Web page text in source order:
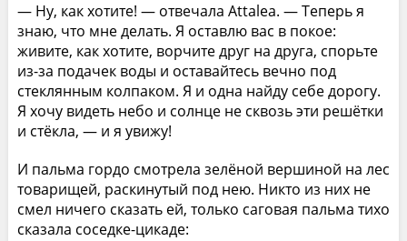
— Ну, как хотите! — отвечала Attalea. — Теперь я
знаю, что мне делать. Я оставлю вас в покое:
живите, как хотите, ворчите друг на друга, спорьте
из-за подачек воды и оставайтесь вечно под
стеклянным колпаком. Я и одна найду себе дорогу.
Я хочу видеть небо и солнце не сквозь эти решётки
и стёкла, — и я увижу!
И пальма гордо смотрела зелёной вершиной на лес
товарищей, раскинутый под нею. Никто из них не
смел ничего сказать ей, только саговая пальма тихо
сказала соседке-цикаде: